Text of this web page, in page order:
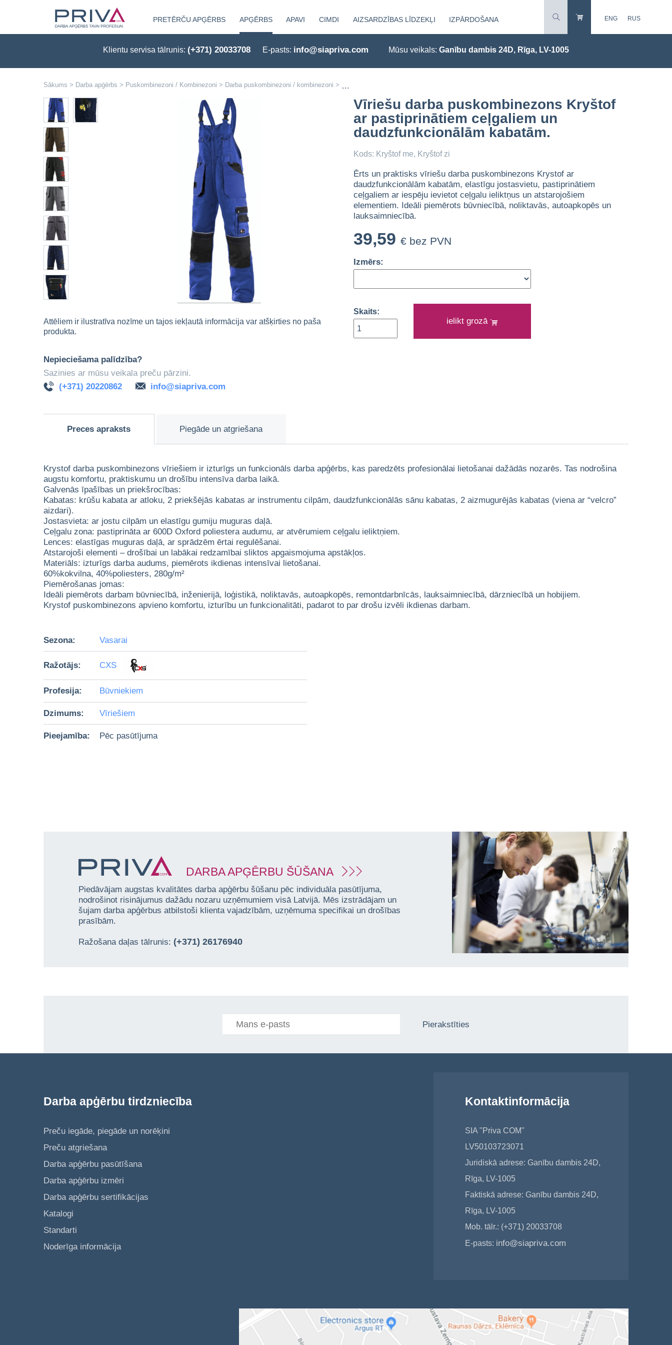
PRETĒRČU APĢĒRBS APĢĒRBS APAVI CIMDI AIZSARDZĪBAS LĪDZEKĻI IZPĀRDOŠANA ENG RUS
Klientu servisa tālrunis: (+371) 20033708 E-pasts: info@siapriva.com Mūsu veikals: Ganību dambis 24D, Rīga, LV-1005
Sākums > Darba apģērbs > Puskombinezoni / Kombinezoni > Darba puskombinezoni / kombinezoni >
Attēliem ir ilustratīva nozīme un tajos iekļautā informācija var atšķirties no paša
produkta.
Nepieciešama palīdzība?
Sazinies ar mūsu veikala preču pārzini.
(+371) 20220862
info@siapriva.com
Vīriešu darba puskombinezons Kryštof
ar pastiprinātiem ceļgaliem un
daudzfunkcionālām kabatām.
Kods: Kryštof me, Kryštof zi
Ērts un praktisks vīriešu darba puskombinezons Krystof ar
daudzfunkcionālām kabatām, elastīgu jostasvietu, pastiprinātiem
ceļgaliem ar iespēju ievietot ceļgalu ieliktņus un atstarojošiem
elementiem. Ideāli piemērots būvniecībā, noliktavās, autoapkopēs un
lauksaimniecībā.
39,59 € bez PVN
Izmērs:
Skaits:
ielikt grozā
Preces apraksts Piegāde un atgriešana
Krystof darba puskombinezons vīriešiem ir izturīgs un funkcionāls darba apģērbs, kas paredzēts profesionālai lietošanai dažādās nozarēs. Tas nodrošina
augstu komfortu, praktiskumu un drošību intensīva darba laikā.
Galvenās īpašības un priekšrocības:
Kabatas: krūšu kabata ar atloku, 2 priekšējās kabatas ar instrumentu cilpām, daudzfunkcionālās sānu kabatas, 2 aizmugurējās kabatas (viena ar “velcro”
aizdari).
Jostasvieta: ar jostu cilpām un elastīgu gumiju muguras daļā.
Ceļgalu zona: pastiprināta ar 600D Oxford poliestera audumu, ar atvērumiem ceļgalu ieliktņiem.
Lences: elastīgas muguras daļā, ar sprādzēm ērtai regulēšanai.
Atstarojoši elementi – drošībai un labākai redzamībai sliktos apgaismojuma apstākļos.
Materiāls: izturīgs darba audums, piemērots ikdienas intensīvai lietošanai.
60%kokvilna, 40%poliesters, 280g/m²
Piemērošanas jomas:
Ideāli piemērots darbam būvniecībā, inženierijā, loģistikā, noliktavās, autoapkopēs, remontdarbnīcās, lauksaimniecībā, dārzniecībā un hobijiem.
Krystof puskombinezons apvieno komfortu, izturību un funkcionalitāti, padarot to par drošu izvēli ikdienas darbam.
Sezona: Vasarai
Ražotājs: CXS
Profesija: Būvniekiem
Dzimums: Vīriešiem
Pieejamība: Pēc pasūtījuma
DARBA APĢĒRBU ŠŪŠANA
Piedāvājam augstas kvalitātes darba apģērbu šūšanu pēc individuāla pasūtījuma,
nodrošinot risinājumus dažādu nozaru uzņēmumiem visā Latvijā. Mēs izstrādājam un
šujam darba apģērbus atbilstoši klienta vajadzībām, uzņēmuma specifikai un drošības
prasībām.
Ražošana daļas tālrunis: (+371) 26176940
Pierakstīties
Darba apģērbu tirdzniecība
Preču iegāde, piegāde un norēķini
Preču atgriešana
Darba apģērbu pasūtīšana
Darba apģērbu izmēri
Darba apģērbu sertifikācijas
Katalogi
Standarti
Noderīga informācija
Kontaktinformācija
SIA "Priva COM"
LV50103723071
Juridiskā adrese: Ganību dambis 24D,
Rīga, LV-1005
Faktiskā adrese: Ganību dambis 24D,
Rīga, LV-1005
Mob. tālr.: (+371) 20033708
E-pasts: info@siapriva.com